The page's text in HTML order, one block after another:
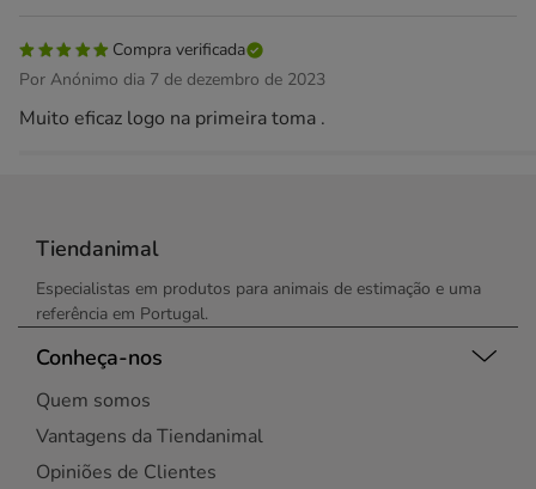
Compra verificada
Por Anónimo dia 7 de dezembro de 2023
Muito eficaz logo na primeira toma .
Tiendanimal
Especialistas em produtos para animais de estimação e uma
referência em Portugal.
Conheça-nos
Quem somos
Vantagens da Tiendanimal
Opiniões de Clientes